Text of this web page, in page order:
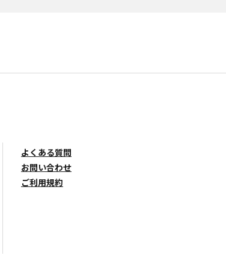
よくある質問
お問い合わせ
ご利用規約